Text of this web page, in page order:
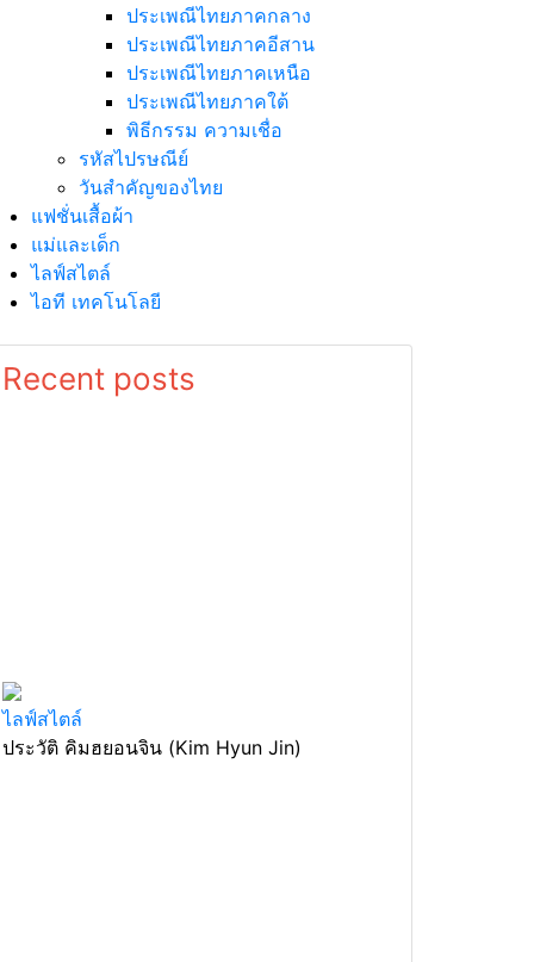
ประเพณีไทยภาคกลาง
ประเพณีไทยภาคอีสาน
ประเพณีไทยภาคเหนือ
ประเพณีไทยภาคใต้
พิธีกรรม ความเชื่อ
รหัสไปรษณีย์
วันสำคัญของไทย
แฟชั่นเสื้อผ้า
แม่และเด็ก
ไลฟ์สไตล์
ไอที เทคโนโลยี
Recent posts
ไลฟ์สไตล์
ประวัติ คิมฮยอนจิน (Kim Hyun Jin)